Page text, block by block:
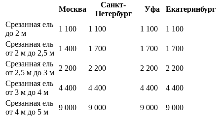
Москва
Санкт-
Петербург
Уфа
Екатеринбург
Срезанная ель
до 2 м
1 100 1 100 1 100
1 100
Срезанная ель
от 2 м до 2,5 м
1 400 1 700 1 700
1 700
Срезанная ель
от 2,5 м до 3 м
2 200 2 200 2 200
2 200
Срезанная ель
от 3 м до 4 м
4 400 4 400 4 400
4 400
Срезанная ель
от 4 м до 5 м
9 000 9 000 9 000
9 000